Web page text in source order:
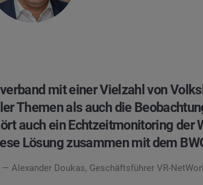
mit einer Vielzahl von
Themen als auch die
auch ein Echtzeitmonitoring der
Lösung zusammen mit dem
— Alexander Doukas, Geschäftsführer VR-